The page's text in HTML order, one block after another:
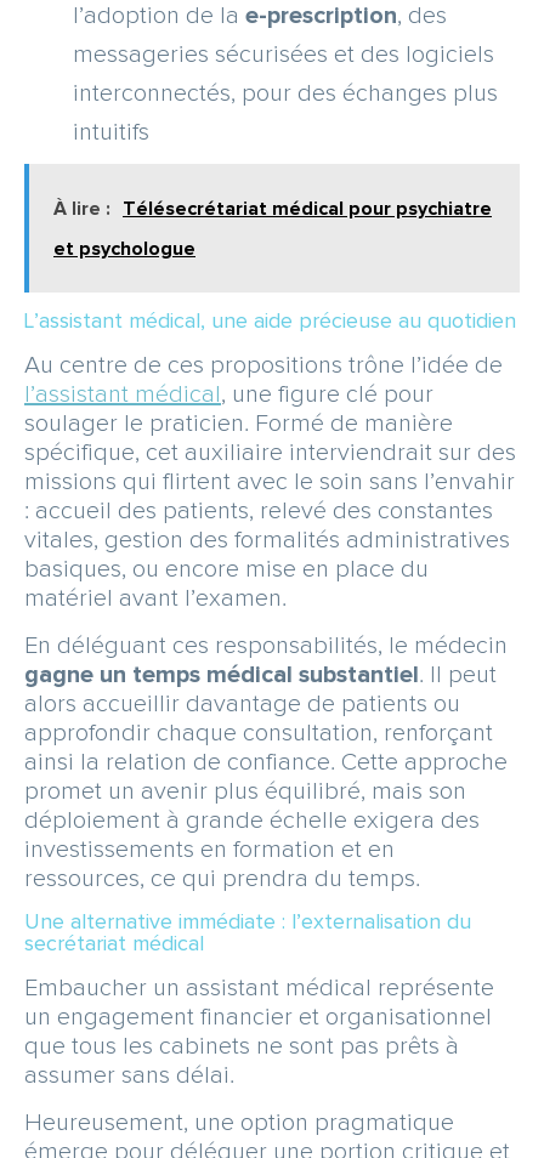
l’adoption de la e-prescription, des
messageries sécurisées et des logiciels
interconnectés, pour des échanges plus
intuitifs
À lire : Télésecrétariat médical pour psychiatre
et psychologue
L’assistant médical, une aide précieuse au quotidien
Au centre de ces propositions trône l’idée de
l’assistant médical, une figure clé pour
soulager le praticien. Formé de manière
spécifique, cet auxiliaire interviendrait sur des
missions qui flirtent avec le soin sans l’envahir
: accueil des patients, relevé des constantes
vitales, gestion des formalités administratives
basiques, ou encore mise en place du
matériel avant l’examen.
En déléguant ces responsabilités, le médecin
gagne un temps médical substantiel. Il peut
alors accueillir davantage de patients ou
approfondir chaque consultation, renforçant
ainsi la relation de confiance. Cette approche
promet un avenir plus équilibré, mais son
déploiement à grande échelle exigera des
investissements en formation et en
ressources, ce qui prendra du temps.
Une alternative immédiate : l’externalisation du
secrétariat médical
Embaucher un assistant médical représente
un engagement financier et organisationnel
que tous les cabinets ne sont pas prêts à
assumer sans délai.
Heureusement, une option pragmatique
émerge pour déléguer une portion critique et